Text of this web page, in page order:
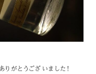
がとうございました！